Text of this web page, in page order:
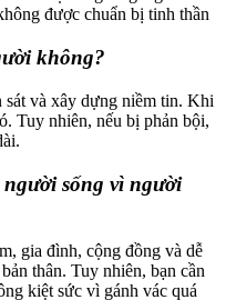
được chuẩn bị tinh thần
không?
và xây dựng niềm tin. Khi
Tuy nhiên, nếu bị phản bội,
sống vì người
gia đình, cộng đồng và dễ
thân. Tuy nhiên, bạn cần
kiệt sức vì gánh vác quá